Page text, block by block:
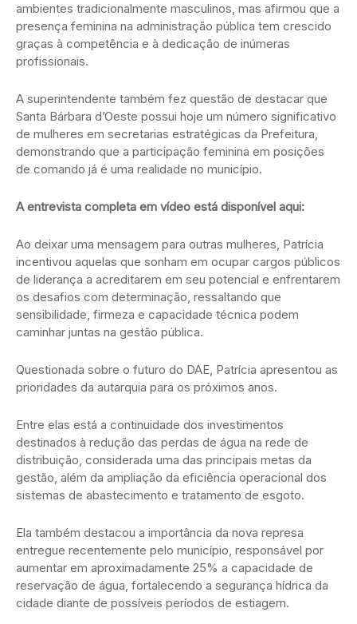
ambientes tradicionalmente masculinos, mas afirmou que a
presença feminina na administração pública tem crescido
graças à competência e à dedicação de inúmeras
profissionais.
A superintendente também fez questão de destacar que
Santa Bárbara d’Oeste possui hoje um número significativo
de mulheres em secretarias estratégicas da Prefeitura,
demonstrando que a participação feminina em posições
de comando já é uma realidade no município.
A entrevista completa em vídeo está disponível aqui:
Ao deixar uma mensagem para outras mulheres, Patrícia
incentivou aquelas que sonham em ocupar cargos públicos
de liderança a acreditarem em seu potencial e enfrentarem
os desafios com determinação, ressaltando que
sensibilidade, firmeza e capacidade técnica podem
caminhar juntas na gestão pública.
Questionada sobre o futuro do DAE, Patrícia apresentou as
prioridades da autarquia para os próximos anos.
Entre elas está a continuidade dos investimentos
destinados à redução das perdas de água na rede de
distribuição, considerada uma das principais metas da
gestão, além da ampliação da eficiência operacional dos
sistemas de abastecimento e tratamento de esgoto.
Ela também destacou a importância da nova represa
entregue recentemente pelo município, responsável por
aumentar em aproximadamente 25% a capacidade de
reservação de água, fortalecendo a segurança hídrica da
cidade diante de possíveis períodos de estiagem.